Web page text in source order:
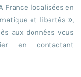
France localisées en
et libertés »,
aux données vous
en contactant